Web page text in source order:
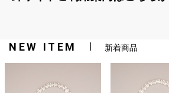
NEW ITEM 新着商品